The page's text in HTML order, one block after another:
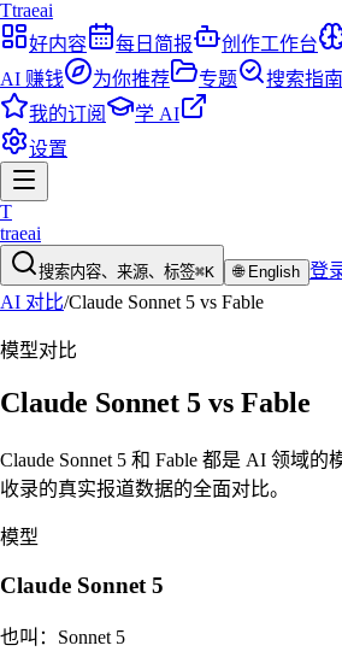
Ttraeai
好内容
每日简报 创作工作台
AI 赚钱
为你推荐 专题 搜索指南
我的订阅
学 AI
设置
T
traeai
搜索内容、来源、标签⌘K 🌐 English 登
AI 对比/Claude Sonnet 5 vs Fable
模型对比
Claude Sonnet 5 vs Fable
Claude Sonnet 5 和 Fable 都是 AI 领域的
收录的真实报道数据的全面对比。
模型
Claude Sonnet 5
也叫： Sonnet 5